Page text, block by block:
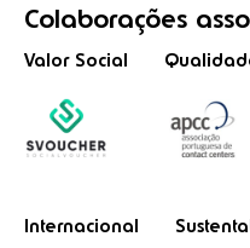
Colaborações
Valor Social
Internacional